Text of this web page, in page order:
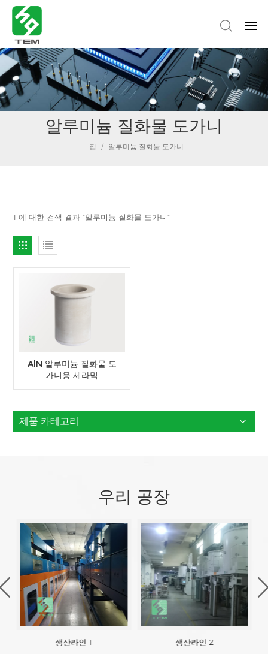
알루미늄 질화물 도가니
집 / 알루미늄 질화물 도가니
1 에 대한 검색 결과 "알루미늄 질화물 도가니"
AlN 알루미늄 질화물 도
가니용 세라믹
제품 카테고리
우리 공장
생산라인 1 생산라인 2